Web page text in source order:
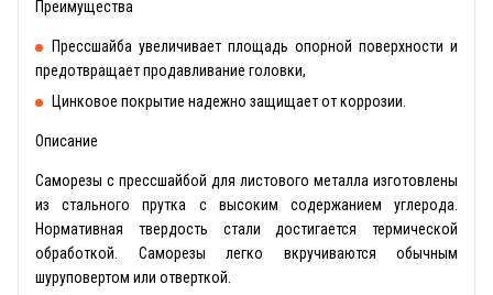
Преимущества
Прессшайба увеличивает площадь опорной поверхности и
предотвращает продавливание головки,
Цинковое покрытие надежно защищает от коррозии.
Описание
Саморезы с прессшайбой для листового металла изготовлены
из стального прутка с высоким содержанием углерода.
Нормативная твердость стали достигается термической
обработкой. Саморезы легко вкручиваются обычным
шуруповертом или отверткой.